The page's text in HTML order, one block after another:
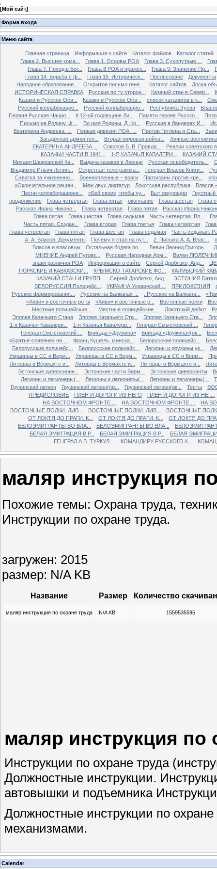
:
[Мой сайт]
Форма входа
Меню сайта
Главная страница Информация о сайте Каталог файлов
Каталог статей
Глава 2. Высшее кома...
Глава 1. Основы РОА Глава 3. Сухопутные ...
Глава 7. Поход в Бог...
Глава 8 РОА и пражск... Глава 9. Значение Пр...
Глава 14. Борьба с ф...
Глава 15. Историческ... Послесловие
Документы
Народное образование...
Открытое письмо гене... Каталог сайтов
Доска
ИСТОРИЧЕСКАЯ СПРАВКА
Русские по ту сторон... Казачий стан в Север...
Казаки и Русское Осв...
Казаки и Русское Осв... список каталогов в к...
Русский коллаборацио...
Русский коллаборацио... Республика Зуева
Первая Русская Нацио...
К 12-ой годовщине Ли... Памяти героев Русско...
Письмо на Родину. Ф....
Во имя Родины. Д. Ко... Русские в бандерах И...
Екатерина Андреева. ...
Первая дивизия РОА. ... Против Гитлера и Ста...
Загадочная армия ген...
Вторая мировая война...
Личные
ЕКАТЕРИНА АНДРЕЕВА ...
Соколов Б. В. Правда...
Реалии советского
КАЗАЧЬИ ЧАСТИ В 1941...
1-Я КАЗАЧЬЯ КАВАЛЕРИ...
КАЗАЧИЙ
Михаил Шкаровский Ка...
Выдача казаков в Лиенце Русская освободитель...
Владимир Ильич Ленин...
Секретная телеграмма... Генерал Власов Книги...
Схватка за «жизненно...
Военнопленные – враги Партизаны против кре...
«Окончательное решен...
Меж двух диктатур Локотская республика
Власов
Песни коллаборациони...
«Бей своих, чтобы чу... Быт оккупации
Грустный
продолжение
Глава четвертая Глава пятая окончание Глава шестая
Глава
Рассказ Ивана Никоно...
Глава четвертая Глава пятая
Рассказ Ивана
Глава пятая
Глава шестая Глава седьмая Часть четвертая. Вл...
Часть пятая. Создан...
Глава вторая Глава третья Глава четвертая
Глава четвертая
Глава пятая Глава шестая Глава седьмая
Часть седьмая.
А. А. Власов. Документы
Почему я стал на пут... 2. Письма А. А. Влас...
Власов и власовцы
Остальная бодяга по ... Левин Леонид Григорь...
МНЕНИЕ Андрей Пуговк...
Русская Народная Арм...
Вилен
знаки различия РОА
Информация о сайте Сергей Дробязко, Анд...
ТЮРКСКИЕ И КАВКАЗСКИ...
КРЫМСКО ТАТАРСКИЕ ФО...
КАЛМЫЦКИЙ
КАЗАЧИЙ СТАН И ГРУПП...
Сергей Дробязко, Анд...
ЭСТОНИЯ
БЕЛОРУССИЯ Полицейс...
УКРАИНА Украинский ... ПРИЛОЖЕНИЯ
Русские формирования...
Русские на Балканах ... . Русские на Балкана...
«Хиви» и восточные роты
«Хиви» и восточные р... Восточные полки
Местные полицейские ...
Местные полицейские ... Локотский дебют
Эпопея Казачьего Стана
Эпопея Казачьего Ста... Эпопея Казачьего Ста...
1-я Казачья Кавалери...
1-я Казачья Кавалери... Генерал Смысловский ...
Генерал Смысловский ...
Бригада «Дружина» Бригада «Дружина»(ок...
«Братья-славяне» на ...
Франц Кушель, минска... Белорусские полицейс...
Белорусские полицейс...
Белорусские полицейс... Легионы и дружины ук...
Украинцы в СС и Верм...
Украинцы в СС и Верм... Украинцы в СС и Верм...
Литовцы в Вермахте и...
Литовцы в Вермахте и... Литовцы в Вермахте и...
Эстонские диверсионн...
Эстонские части Верм... Эстонские диверсанты
Легионы и легионеры(...
Легионы и легионеры(... Легионы и легионеры(...
Грузинский легион
Грузинский легион(пр... Грузинский легион(ок... Тесты
ПРЕДИСЛОВИЕ
ПЛЕН И ДОРОГИ ИЗ НЕГО
ПЛЕН И ДОРОГИ ИЗ НЕГ...
НА ВОСТОЧНОМ ФРОНТЕ ...
НА ВОСТОЧНОМ ФРОНТЕ ...
НА
ВОСТОЧНЫЕ ПОЛКИ. ДИВ...
ВОСТОЧНЫЕ ПОЛКИ. ДИВ...
ВОСТОЧНЫЕ
ОТ ЛОКТЯ ДО ПРАГИ. К...
ОТ ЛОКТЯ ДО ПРАГИ. К...
ОТ ЛОКТЯ ДО
БЕЛОЭМИГРАНТЫ ВО ВЛА...
БЕЛОЭМИГРАНТЫ ВО ВЛА...
БЕЛАЯ ЭМИГРАЦИЯ В Р...
БЕЛАЯ ЭМИГРАЦИЯ В Р...
БЕЛАЯ
ГЕНЕРАЛ А.В. ТУРКУЛ ...
КОМАНДИРУ РУССКОГО К...
маляр инструкция
Похожие темы: Охрана труда,
Инструкции по охране труда.
загружен: 2015
размер: N/A KB
Название Размер Количество
маляр инструкция по охране труда N/A KB 1559535595
маляр инструкция по
Инструкции по охране труда
Должностные инструкции.
автовышки и подъемника
Должностные инструкции по
механизмами.
Calendar